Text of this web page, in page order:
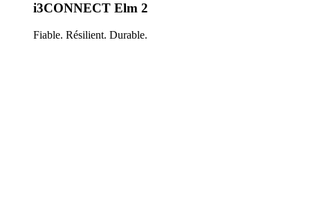
i3CONNECT Elm 2
Fiable. Résilient. Durable.